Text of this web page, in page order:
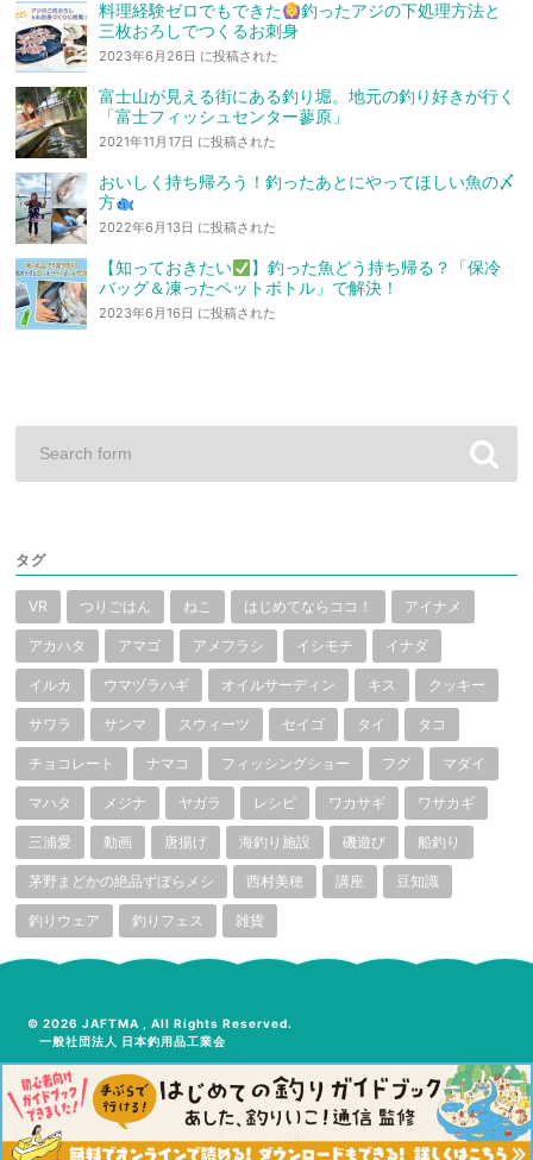
料理経験ゼロでもできた
釣ったアジの下処理方法と
三枚おろしでつくるお刺身
2023年6月26日 に投稿された
富士山が見える街にある釣り堀。地元の釣り好きが行く
「富士フィッシュセンター蓼原」
2021年11月17日 に投稿された
おいしく持ち帰ろう！釣ったあとにやってほしい魚の〆
方
2022年6月13日 に投稿された
【知っておきたい
】釣った魚どう持ち帰る？「保冷
バッグ＆凍ったペットボトル」で解決！
2023年6月16日 に投稿された
タグ
VR つりごはん ねこ はじめてならココ！ アイナメ
アカハタ アマゴ アメフラシ イシモチ イナダ
イルカ ウマヅラハギ オイルサーディン キス クッキー
サワラ サンマ スウィーツ セイゴ タイ タコ
チョコレート ナマコ フィッシングショー フグ マダイ
マハタ メジナ ヤガラ レシピ ワカサギ ワサカギ
三浦愛 動画 唐揚げ 海釣り施設 磯遊び 船釣り
茅野まどかの絶品ずぼらメシ 西村美穂 講座 豆知識
釣りウェア 釣りフェス 雑貨
© 2026 JAFTMA , All Rights Reserved.
一般社団法人 日本釣用品工業会